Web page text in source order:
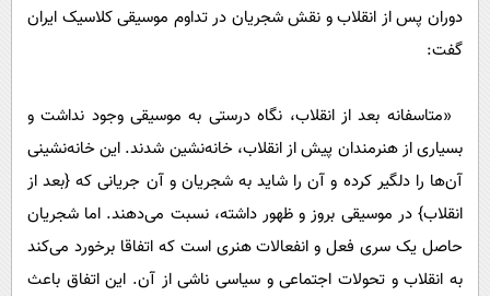
دوران پس از انقلاب و نقش شجریان در تداوم موسیقی کلاسیک ایران
گفت:
«متاسفانه بعد از انقلاب، نگاه درستی به موسیقی وجود نداشت و
بسیاری از هنرمندان پیش از انقلاب، خانه‌نشین شدند. این خانه‌نشینی
آن‌ها را دلگیر کرده و آن را شاید به شجریان و آن جریانی که {بعد از
انقلاب} در موسیقی بروز و ظهور داشته، نسبت می‌دهند. اما شجریان
حاصل یک سری فعل و انفعالات هنری است که اتفاقا برخورد می‌کند
به انقلاب و تحولات اجتماعی و سیاسی ناشی از آن. این اتفاق باعث